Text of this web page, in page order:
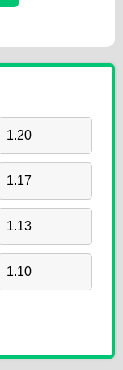
1.20
1.17
1.13
1.10